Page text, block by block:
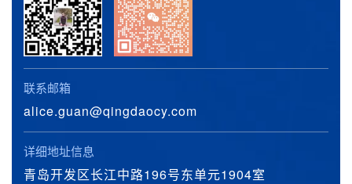
联系邮箱
alice.guan@qingdaocy.com
详细地址信息
青岛开发区长江中路196号东单元1904室